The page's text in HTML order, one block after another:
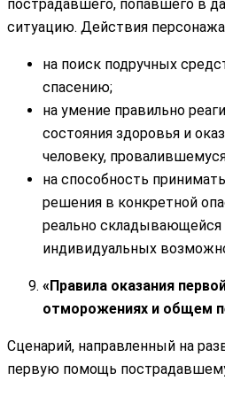
пострадавшего, попавшего в
ситуацию. Действия
на поиск подручных
спасению;
на умение правильно
состояния здоровья и
человеку,
на способность
решения в конкретной
реально складывающейся
индивидуальных
«Правила оказания
отморожениях и общем
Сценарий, направленный на
первую помощь